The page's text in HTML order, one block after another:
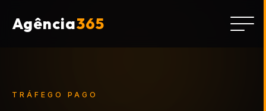
Agência365
TRÁFEGO PAGO